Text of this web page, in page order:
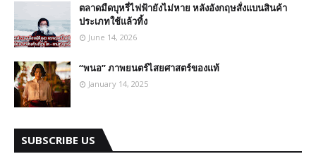
ตลาดมืดบุหรี่ไฟฟ้ายังไม่หาย หลังอังกฤษสั่งแบนสินค้า
ประเภทใช้แล้วทิ้ง
June 14, 2026
“พนอ” ภาพยนตร์ไสยศาสตร์ของแท้
January 14, 2025
SUBSCRIBE US